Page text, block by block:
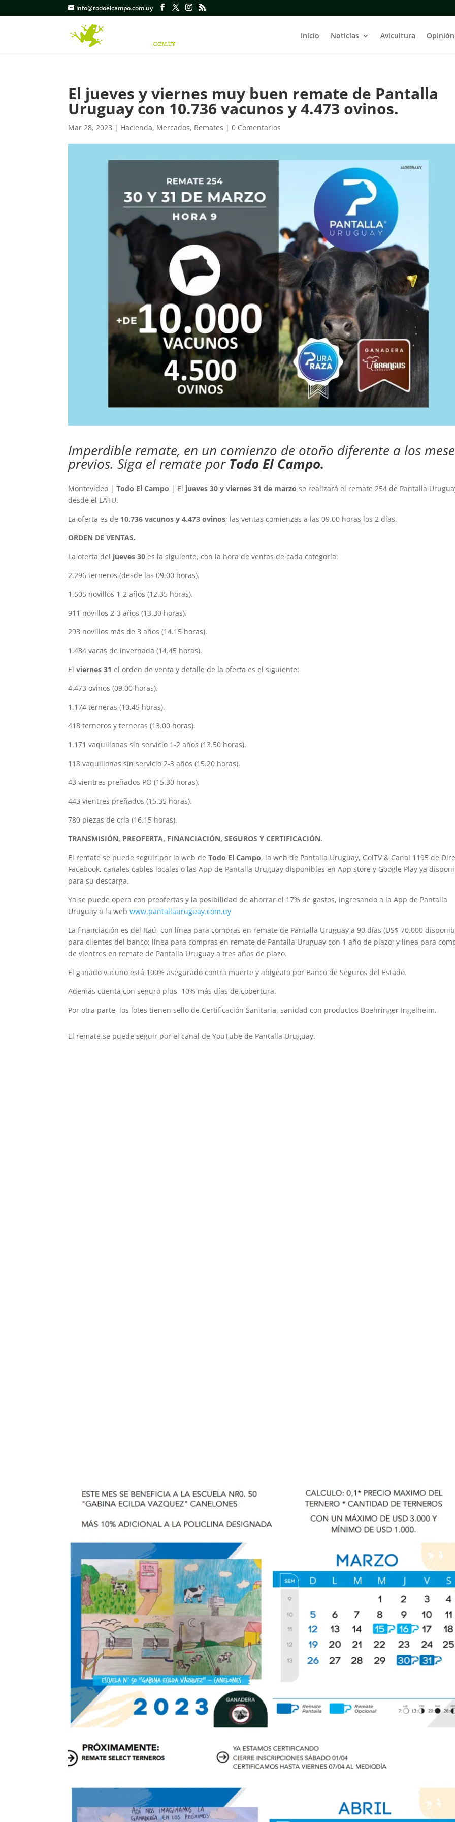
info@todoelcampo.com.uy
Inicio Noticias Avicultura Opinión
El jueves y viernes muy buen remate de Pantalla
Uruguay con 10.736 vacunos y 4.473 ovinos.
Mar 28, 2023 | Hacienda, Mercados, Remates |0 Comentarios
Imperdible remate, en un comienzo de otoño diferente a los
previos. Siga el remate por Todo El Campo.
Montevideo |Todo El Campo | El jueves 30 y viernes 31 de marzo se realizará el remate 254 de Pantalla
desde el LATU.
La oferta es de 10.736 vacunos y 4.473 ovinos; las ventas comienzas a las 09.00 horas los 2 días.
ORDEN DE VENTAS.
La oferta del jueves 30 es la siguiente, con la hora de ventas de cada categoría:
2.296 terneros (desde las 09.00 horas).
1.505 novillos 1-2 años (12.35 horas).
911 novillos 2-3 años (13.30 horas).
293 novillos más de 3 años (14.15 horas).
1.484 vacas de invernada (14.45 horas).
Elviernes 31 el orden de venta y detalle de la oferta es el siguiente:
4.473 ovinos (09.00 horas).
1.174 terneras (10.45 horas).
418 terneros y terneras (13.00 horas).
1.171 vaquillonas sin servicio 1-2 años (13.50 horas).
118 vaquillonas sin servicio 2-3 años (15.20 horas).
43 vientres preñados PO (15.30 horas).
443 vientres preñados (15.35 horas).
780 piezas de cría (16.15 horas).
TRANSMISIÓN, PREOFERTA, FINANCIACIÓN, SEGUROS Y CERTIFICACIÓN.
El remate se puede seguir por la web deTodo El Campo, la web de Pantalla Uruguay, GolTV & Canal 1195 de
Facebook, canales cables locales o las App de Pantalla Uruguay disponibles en App store y Google Play ya
para su descarga.
Ya se puede opera con preofertas y la posibilidad de ahorrar el 17% de gastos, ingresando a la App de Pantalla
Uruguay o la webwww.pantallauruguay.com.uy
La financiación es del Itaú, con línea para compras en remate de Pantalla Uruguay a 90 días (US$ 70.000
para clientes del banco; línea para compras en remate de Pantalla Uruguay con 1 año de plazo; y línea para
de vientres en remate de Pantalla Uruguay a tres años de plazo.
El ganado vacuno está 100% asegurado contra muerte y abigeato por Banco de Seguros del Estado.
Además cuenta con seguro plus, 10% más días de cobertura.
Por otra parte, los lotes tienen sello de Certificación Sanitaria, sanidad con productos Boehringer Ingelheim.
El remate se puede seguir por el canal de YouTube de Pantalla Uruguay.